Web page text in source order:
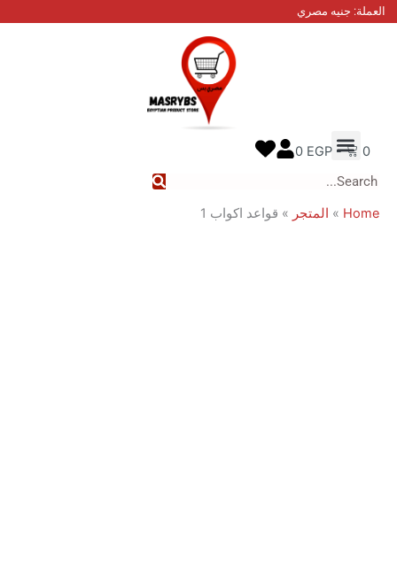
مصري
0 EGP
المتجر» قواعد اكواب 1